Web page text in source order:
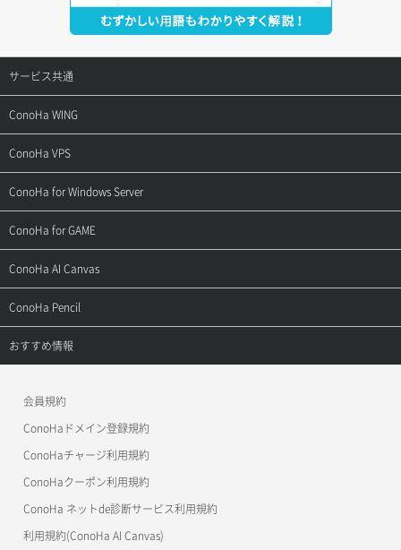
サービス共通
サポートトップ
ご契約・お支払い
用語集
お問い合わせ
ConoHa WING
サポートトップ
ご利用ガイド
お乗り換えガイド
よくある質問
ConoHa VPS
サポートトップ
ご利用ガイド
APIドキュメントVPS2.0
APIドキュメントVPS3.0
ConoHa for Windows Server
サポートトップ
ご利用ガイド
APIドキュメントVPS2.0
APIドキュメントVPS3.0
ConoHa for GAME
サポートトップ
ご利用ガイド
ConoHa AI Canvas
サポートトップ
ご利用ガイド
ConoHa Pencil
サポートトップ
おすすめ情報
美雲このは徹底ガイド
会員規約
ConoHaドメイン登録規約
ConoHaチャージ利用規約
ConoHaクーポン利用規約
ConoHa ネットde診断サービス利用規約
利用規約(ConoHa AI Canvas)